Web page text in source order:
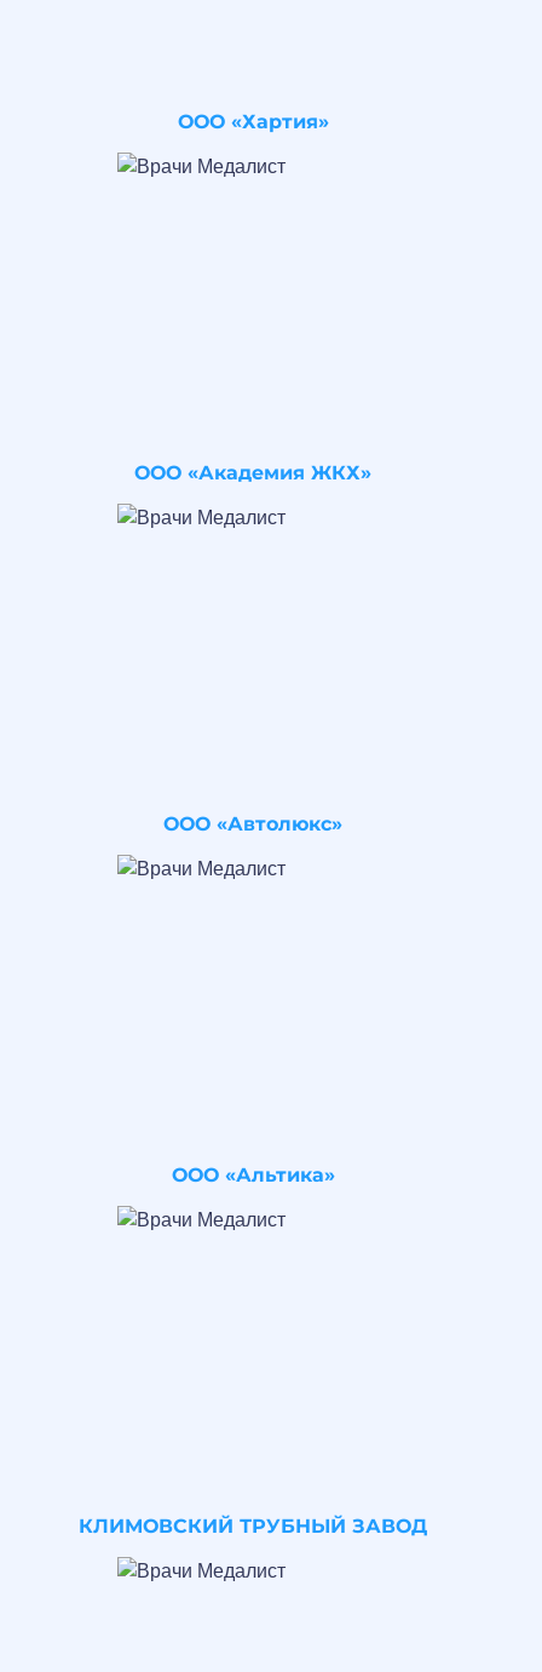
ООО «Хартия»
ООО «Академия ЖКХ»
ООО «Автолюкс»
ООО «Альтика»
КЛИМОВСКИЙ ТРУБНЫЙ ЗАВОД